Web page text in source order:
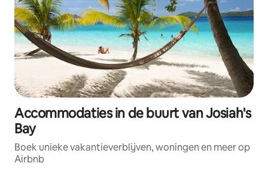
Accommodaties in de buurt van Josiah's
Bay
Boek unieke vakantieverblijven, woningen en meer op
Airbnb